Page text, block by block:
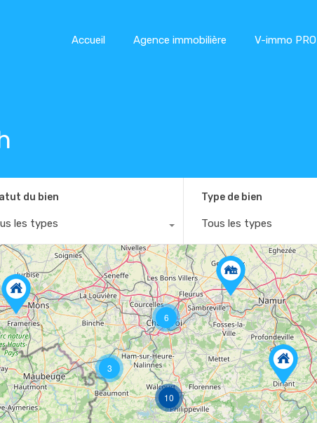
Accueil Agence immobilière V-immo PRO
du bien
les types
Type de bien
Tous les types
3
6
10